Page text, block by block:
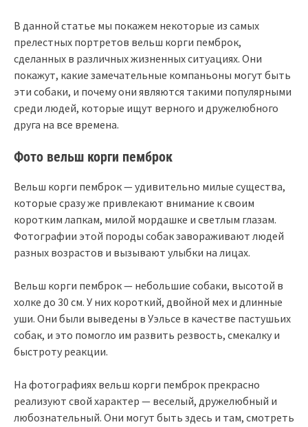
В данной статье мы покажем некоторые из самых
прелестных портретов вельш корги пемброк,
сделанных в различных жизненных ситуациях. Они
покажут, какие замечательные компаньоны могут быть
эти собаки, и почему они являются такими популярными
среди людей, которые ищут верного и дружелюбного
друга на все времена.
Фото вельш корги пемброк
Вельш корги пемброк — удивительно милые существа,
которые сразу же привлекают внимание к своим
коротким лапкам, милой мордашке и светлым глазам.
Фотографии этой породы собак завораживают людей
разных возрастов и вызывают улыбки на лицах.
Вельш корги пемброк — небольшие собаки, высотой в
холке до 30 см. У них короткий, двойной мех и длинные
уши. Они были выведены в Уэльсе в качестве пастушьих
собак, и это помогло им развить резвость, смекалку и
быстроту реакции.
На фотографиях вельш корги пемброк прекрасно
реализуют свой характер — веселый, дружелюбный и
любознательный. Они могут быть здесь и там, смотреть